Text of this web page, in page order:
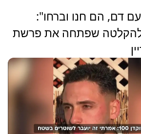
דם, הם חנו וברחו":
להקלטה שפתחה את פרשת